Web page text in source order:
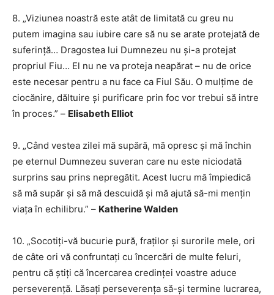
8. „Viziunea noastră este atât de limitată cu greu nu
putem imagina sau iubire care să nu se arate protejată de
suferință… Dragostea lui Dumnezeu nu și-a protejat
propriul Fiu… El nu ne va proteja neapărat – nu de orice
este necesar pentru a nu face ca Fiul Său. O mulțime de
ciocănire, dăltuire și purificare prin foc vor trebui să intre
în proces.” – Elisabeth Elliot
9. „Când vestea zilei mă supără, mă opresc și mă închin
pe eternul Dumnezeu suveran care nu este niciodată
surprins sau prins nepregătit. Acest lucru mă împiedică
să mă supăr și să mă descuidă și mă ajută să-mi mențin
viața în echilibru.” – Katherine Walden
10. „Socotiți-vă bucurie pură, fraților și surorile mele, ori
de câte ori vă confruntați cu încercări de multe feluri,
pentru că știți că încercarea credinței voastre aduce
perseverență. Lăsați perseverența să-și termine lucrarea,